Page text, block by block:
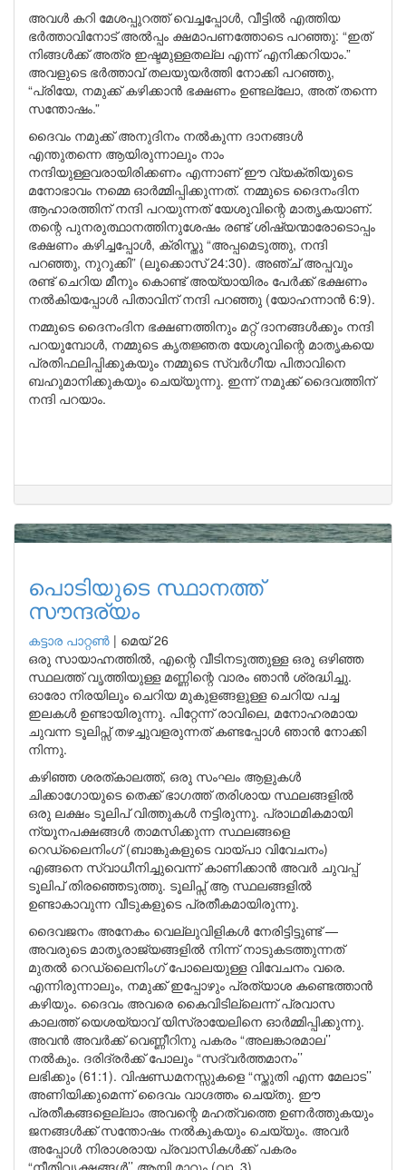
അവൾ കറി മേശപ്പുറത്ത് വെച്ചപ്പോൾ, വീട്ടിൽ എത്തിയ
ഭർത്താവിനോട് അൽപ്പം ക്ഷമാപണത്തോടെ പറഞ്ഞു: “ഇത്
നിങ്ങൾക്ക് അത്ര ഇഷ്ടമുള്ളതല്ല എന്ന് എനിക്കറിയാം.”
അവളുടെ ഭർത്താവ് തലയുയർത്തി നോക്കി പറഞ്ഞു,
“പ്രിയേ, നമുക്ക് കഴിക്കാൻ ഭക്ഷണം ഉണ്ടല്ലോ, അത് തന്നെ
സന്തോഷം.”
ദൈവം നമുക്ക് അനുദിനം നൽകുന്ന ദാനങ്ങൾ
എന്തുതന്നെ ആയിരുന്നാലും നാം
നന്ദിയുള്ളവരായിരിക്കണം എന്നാണ് ഈ വ്യക്തിയുടെ
മനോഭാവം നമ്മെ ഓർമ്മിപ്പിക്കുന്നത്. നമ്മുടെ ദൈനംദിന
ആഹാരത്തിന് നന്ദി പറയുന്നത് യേശുവിന്റെ മാതൃകയാണ്.
തന്റെ പുനരുത്ഥാനത്തിനുശേഷം രണ്ട് ശിഷ്യന്മാരോടൊപ്പം
ഭക്ഷണം കഴിച്ചപ്പോൾ, ക്രിസ്തു “അപ്പമെടുത്തു, നന്ദി
പറഞ്ഞു, നുറുക്കി” (ലൂക്കൊസ് 24:30). അഞ്ച് അപ്പവും
രണ്ട് ചെറിയ മീനും കൊണ്ട് അയ്യായിരം പേർക്ക് ഭക്ഷണം
നൽകിയപ്പോൾ പിതാവിന് നന്ദി പറഞ്ഞു (യോഹന്നാൻ 6:9).
നമ്മുടെ ദൈനംദിന ഭക്ഷണത്തിനും മറ്റ് ദാനങ്ങൾക്കും നന്ദി
പറയുമ്പോൾ, നമ്മുടെ കൃതജ്ഞത യേശുവിന്റെ മാതൃകയെ
പ്രതിഫലിപ്പിക്കുകയും നമ്മുടെ സ്വർഗീയ പിതാവിനെ
ബഹുമാനിക്കുകയും ചെയ്യുന്നു. ഇന്ന് നമുക്ക് ദൈവത്തിന്
നന്ദി പറയാം.
പൊടിയുടെ സ്ഥാനത്ത്
സൗന്ദര്യം
കട്ടാര പാറ്റൺ | മെയ് 26
ഒരു സായാഹ്നത്തിൽ, എന്റെ വീടിനടുത്തുള്ള ഒരു ഒഴിഞ്ഞ
സ്ഥലത്ത് വൃത്തിയുള്ള മണ്ണിന്റെ വാരം ഞാൻ ശ്രദ്ധിച്ചു.
ഓരോ നിരയിലും ചെറിയ മുകുളങ്ങളുള്ള ചെറിയ പച്ച
ഇലകൾ ഉണ്ടായിരുന്നു. പിറ്റേന്ന് രാവിലെ, മനോഹരമായ
ചുവന്ന ടൂലിപ്സ് തഴച്ചുവളരുന്നത് കണ്ടപ്പോൾ ഞാൻ നോക്കി
നിന്നു.
കഴിഞ്ഞ ശരത്കാലത്ത്, ഒരു സംഘം ആളുകൾ
ചിക്കാഗോയുടെ തെക്ക് ഭാഗത്ത് തരിശായ സ്ഥലങ്ങളിൽ
ഒരു ലക്ഷം ടൂലിപ് വിത്തുകൾ നട്ടിരുന്നു. പ്രാഥമികമായി
ന്യൂനപക്ഷങ്ങൾ താമസിക്കുന്ന സ്ഥലങ്ങളെ
റെഡ്ലൈനിംഗ് (ബാങ്കുകളുടെ വായ്പാ വിവേചനം)
എങ്ങനെ സ്വാധീനിച്ചുവെന്ന് കാണിക്കാൻ അവർ ചുവപ്പ്
ടൂലിപ് തിരഞ്ഞെടുത്തു. ടൂലിപ്സ് ആ സ്ഥലങ്ങളിൽ
ഉണ്ടാകാവുന്ന വീടുകളുടെ പ്രതീകമായിരുന്നു.
ദൈവജനം അനേകം വെല്ലുവിളികൾ നേരിട്ടിട്ടുണ്ട് —
അവരുടെ മാതൃരാജ്യങ്ങളിൽ നിന്ന് നാടുകടത്തുന്നത്
മുതൽ റെഡ്ലൈനിംഗ് പോലെയുള്ള വിവേചനം വരെ.
എന്നിരുന്നാലും, നമുക്ക് ഇപ്പോഴും പ്രത്യാശ കണ്ടെത്താൻ
കഴിയും. ദൈവം അവരെ കൈവിടില്ലെന്ന് പ്രവാസ
കാലത്ത് യെശയ്യാവ് യിസ്രായേലിനെ ഓർമ്മിപ്പിക്കുന്നു.
അവൻ അവർക്ക് വെണ്ണീറിനു പകരം “അലങ്കാരമാല’’
നൽകും. ദരിദ്രർക്ക് പോലും “സദ്വർത്തമാനം’’
ലഭിക്കും (61:1). വിഷണ്ഡമനസ്സുകളെ “സ്തുതി എന്ന മേലാട’’
അണിയിക്കുമെന്ന് ദൈവം വാഗ്ദത്തം ചെയ്തു. ഈ
പ്രതീകങ്ങളെല്ലാം അവന്റെ മഹത്വത്തെ ഉണർത്തുകയും
ജനങ്ങൾക്ക് സന്തോഷം നൽകുകയും ചെയ്യും. അവർ
അപ്പോൾ നിരാശരായ പ്രവാസികൾക്ക് പകരം
“നീതിവൃക്ഷങ്ങൾ’’ ആയി മാറും (വാ. 3).